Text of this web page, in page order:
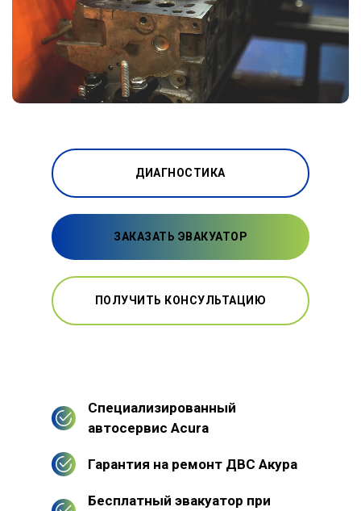
ДИАГНОСТИКА
ЗАКАЗАТЬ ЭВАКУАТОР
ПОЛУЧИТЬ КОНСУЛЬТАЦИЮ
Специализированный
автосервис Acura
Гарантия на ремонт ДВС Акура
Бесплатный эвакуатор при